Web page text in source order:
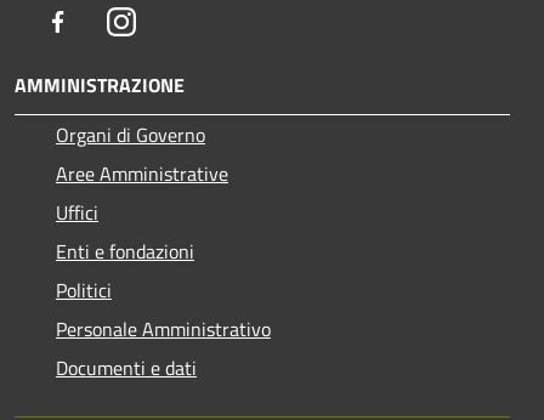
FacebookInstagram
AMMINISTRAZIONE
Organi di Governo
Aree Amministrative
Uffici
Enti e fondazioni
Politici
Personale Amministrativo
Documenti e dati